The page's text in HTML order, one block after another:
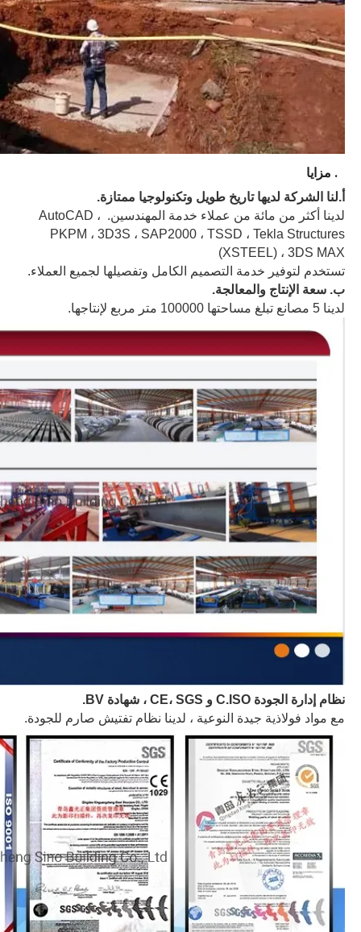
أ.لنا الشركة لديها تاريخ طويل وتكنولوجيا ممتازة.
لدينا أكثر من مائة من عملاء خدمة المهندسين. AutoCAD ،
PKPM ، 3D3S ، SAP2000 ، TSSD ، Tekla Structures
(XSTEEL) ، 3DS MAX
تستخدم لتوفير خدمة التصميم الكامل وتفصيلها لجميع العملاء.
ب. سعة الإنتاج والمعالجة.
لدينا 5 مصانع تبلغ مساحتها 100000 متر مربع لإنتاجها.
نظام إدارة الجودة C.ISO و CE
، SGS ، شهادة BV.
مع مواد فولاذية جيدة النوعية ، لدينا نظام تفتيش صارم للجودة.